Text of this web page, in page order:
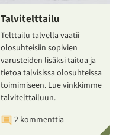
Talvitelttailu
Telttailu talvella vaatii
olosuhteisiin sopivien
varusteiden lisäksi taitoa ja
tietoa talvisissa olosuhteissa
toimimiseen. Lue vinkkimme
talvitelttailuun.
2 kommenttia